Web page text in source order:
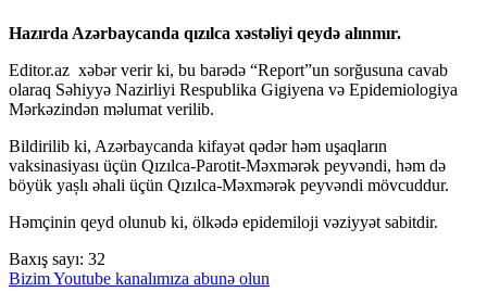
Hazırda Azərbaycanda qızılca xəstəliyi qeydə alınmır.
Editor.az xəbər verir ki, bu barədə “Report”un sorğusuna cavab
olaraq Səhiyyə Nazirliyi Respublika Gigiyena və Epidemiologiya
Mərkəzindən məlumat verilib.
Bildirilib ki, Azərbaycanda kifayət qədər həm uşaqların
vaksinasiyası üçün Qızılca-Parotit-Məxmərək peyvəndi, həm də
böyük yașlı əhali üçün Qızılca-Məxmərək peyvəndi mövcuddur.
Həmçinin qeyd olunub ki, ölkədə epidemiloji vəziyyət sabitdir.
Baxış sayı: 32
Bizim Youtube kanalımıza abunə olun